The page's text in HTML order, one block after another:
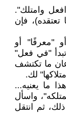
وامتلك".
فإن
"معرفًا" أو
"في فعل"
ما تكتشف
لك.
ما يعنيه...
واسأل
ثم انتقل